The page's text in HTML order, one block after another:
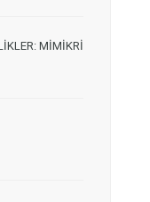
MİMİKRİ